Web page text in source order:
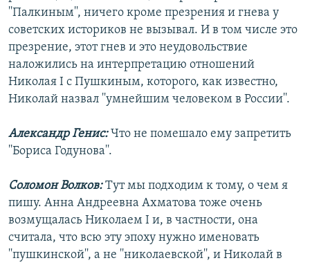
''Палкиным'', ничего кроме презрения и гнева у
советских историков не вызывал. И в том числе это
презрение, этот гнев и это неудовольствие
наложились на интерпретацию отношений
Николая I с Пушкиным, которого, как известно,
Николай назвал ''умнейшим человеком в России''.
Александр Генис: Что не помешало ему запретить
''Бориса Годунова''.
Соломон Волков:Тут мы подходим к тому, о чем я
пишу. Анна Андреевна Ахматова тоже очень
возмущалась Николаем I и, в частности, она
считала, что всю эту эпоху нужно именовать
''пушкинской'', а не ''николаевской'', и Николай в